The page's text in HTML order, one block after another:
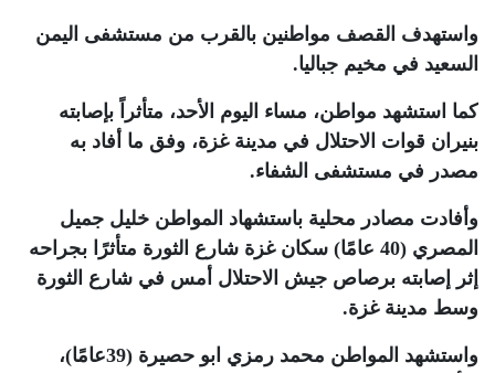
واستهدف القصف مواطنين بالقرب من مستشفى اليمن
السعيد في مخيم جباليا.
كما استشهد مواطن، مساء اليوم الأحد، متأثراً بإصابته
بنيران قوات الاحتلال في مدينة غزة، وفق ما أفاد به
مصدر في مستشفى الشفاء.
وأفادت مصادر محلية باستشهاد المواطن خليل جميل
المصري (40 عامًا) سكان غزة شارع الثورة متأثرًا بجراحه
إثر إصابته برصاص جيش الاحتلال أمس في شارع الثورة
وسط مدينة غزة.
واستشهد المواطن محمد رمزي ابو حصيرة (39عامًا)،